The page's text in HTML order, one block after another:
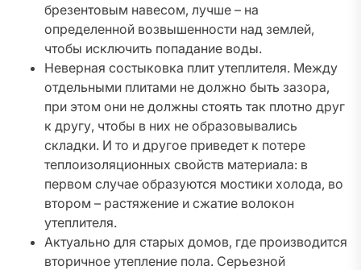
брезентовым навесом, лучше – на
определенной возвышенности над землей,
чтобы исключить попадание воды.
Неверная состыковка плит утеплителя. Между
отдельными плитами не должно быть зазора,
при этом они не должны стоять так плотно друг
к другу, чтобы в них не образовывались
складки. И то и другое приведет к потере
теплоизоляционных свойств материала: в
первом случае образуются мостики холода, во
втором – растяжение и сжатие волокон
утеплителя.
Актуально для старых домов, где производится
вторичное утепление пола. Серьезной